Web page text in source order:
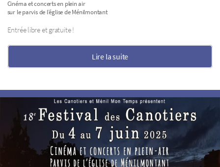
Cinéma et concerts en plein air
sur le parvis de l’église de Ménilmontant
Entrée libre et gratuite !
Lire la suite